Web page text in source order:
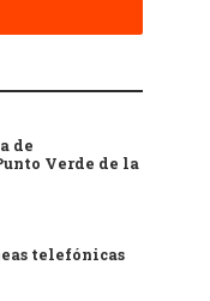
de
Verde de la
telefónicas